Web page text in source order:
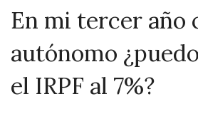
En mi tercer año
autónomo
el IRPF al 7%?